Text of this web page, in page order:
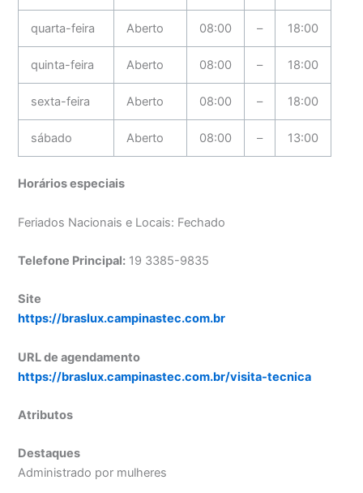
quarta-feira Aberto 08:00 – 18:00
quinta-feira Aberto 08:00 – 18:00
sexta-feira Aberto 08:00 – 18:00
sábado Aberto 08:00 – 13:00
Horários especiais
Feriados Nacionais e Locais: Fechado
Telefone Principal: 19 3385-9835
Site
https://braslux.campinastec.com.br
URL de agendamento
https://braslux.campinastec.com.br/visita-tecnica
Atributos
Destaques
Administrado por mulheres